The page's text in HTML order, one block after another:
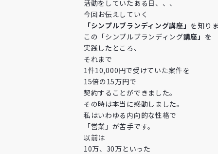
活動をしていたある日、、、
今回お伝えしていく
「シンプルブランディング講座」 を知り
この「シンプルブランディング講座」 を
実践したところ、
それまで
1件10,000円で受けていた案件を
15倍の15万円で
契約することができました。
その時は本当に感動しました。
私はいわゆる内向的な性格で
「営業」が苦手です。
以前は
10万、30万といった